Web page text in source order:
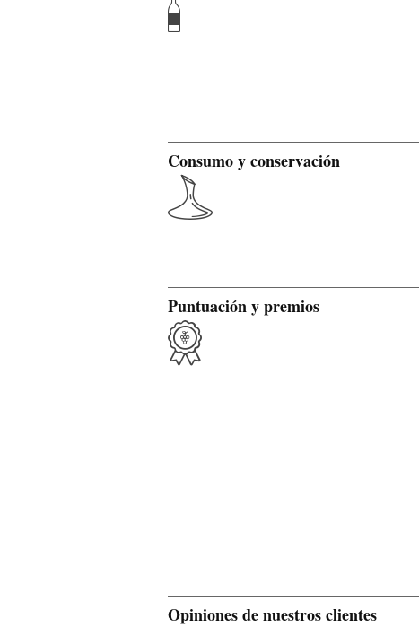
Consumo y conservación
Puntuación y premios
Opiniones de nuestros clientes